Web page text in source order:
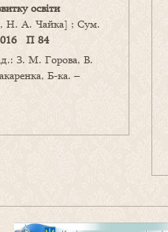
освіти
Н. А. Чайка] ; Сум.
016 П 84
З. М. Горова, В.
Б-ка. –